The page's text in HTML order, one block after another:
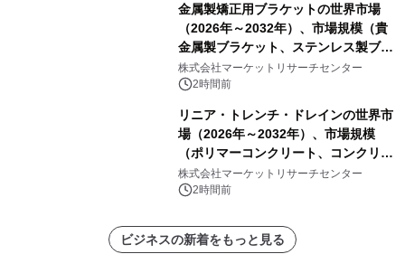
金属製矯正用ブラケットの世界市場
（2026年～2032年）、市場規模（貴
金属製ブラケット、ステンレス製ブラ
ケット、純チタン製ブラケット）・分
析レポートを発表
株式会社マーケットリサーチセンター
2時間前
リニア・トレンチ・ドレインの世界市
場（2026年～2032年）、市場規模
（ポリマーコンクリート、コンクリー
ト、プラスチック、金属）・分析レポ
ートを発表
株式会社マーケットリサーチセンター
2時間前
ビジネスの新着をもっと見る